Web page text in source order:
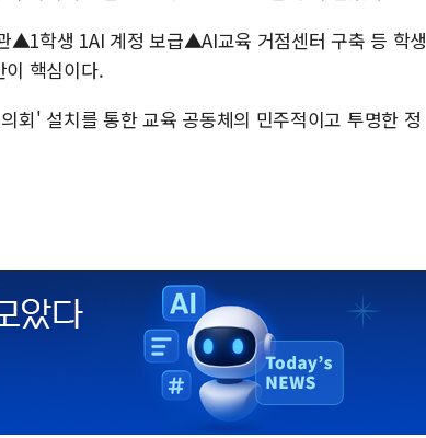
학생 1AI 계정 보급▲AI교육 거점센터 구축 등 학생
이 핵심이다.
회' 설치를 통한 교육 공동체의 민주적이고 투명한 정